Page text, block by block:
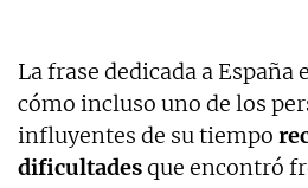
La frase dedicada a España
cómo incluso uno de los
influyentes de su tiempo
dificultadesque encontró